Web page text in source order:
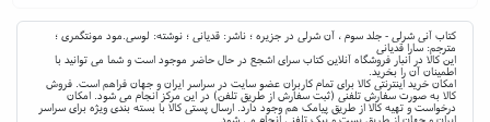
کتاب آنی شرلی - جلد سوم ، آن شرلی در جزیره ؛ ناشر: قدیانی ؛ نوشته: لوسی.مود مونتگمری ؛
مترجم: سارا قدیانی
این کالا در انبار فروشگاه آنلاین کتاب سرای اشجع در حال حاضر موجود است و شما می توانید با
اطمینان آن را بخرید.
امکان خرید اینترنتی کالا برای تمام کاربران عضو سایت در سراسر ایران و جهان فراهم است. فروش
کالا به صورت سفارش تلفنی (ثبت سفارش از طریق تلفن) در این مرکز انجام می شود. امکان
درخواست و تهیه کالا از طریق پیامک هم وجود دارد. ارسال پستی کالا با بسته بندی ویژه برای سراسر